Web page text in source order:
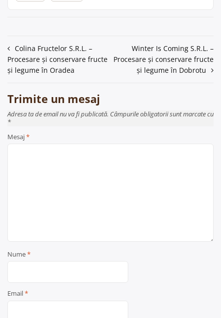
Navigare
în
Colina Fructelor S.R.L. –
Procesare și conservare fructe
și legume în Oradea
Winter Is Coming S.R.L. –
Procesare și conservare fructe
și legume în Dobrotu
Trimite un mesaj
Adresa ta de email nu va fi publicată. Câmpurile obligatorii sunt marcate cu
*
Mesaj*
Nume*
Email*